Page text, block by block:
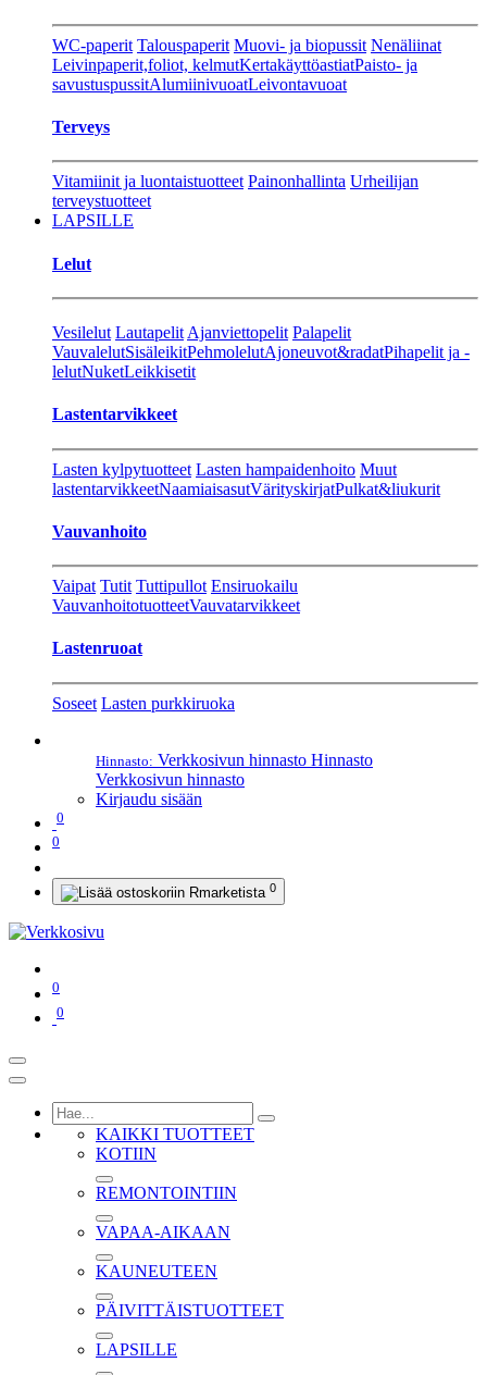
WC-paperit Talouspaperit Muovi- ja biopussit Nenäliinat
Leivinpaperit,foliot, kelmutKertakäyttöastiatPaisto- ja
savustuspussitAlumiinivuoatLeivontavuoat
Terveys
Vitamiinit ja luontaistuotteet Painonhallinta Urheilijan
terveystuotteet
LAPSILLE
Lelut
Vesilelut Lautapelit Ajanviettopelit Palapelit
VauvalelutSisäleikitPehmolelutAjoneuvot&radatPihapelit ja -
lelutNuketLeikkisetit
Lastentarvikkeet
Lasten kylpytuotteet Lasten hampaidenhoito Muut
lastentarvikkeetNaamiaisasutVärityskirjatPulkat&liukurit
Vauvanhoito
Vaipat Tutit Tuttipullot Ensiruokailu
VauvanhoitotuotteetVauvatarvikkeet
Lastenruoat
Soseet Lasten purkkiruoka
Hinnasto: Verkkosivun hinnasto Hinnasto
Verkkosivun hinnasto
Kirjaudu sisään
0
0
0
0
0
KAIKKI TUOTTEET
KOTIIN
REMONTOINTIIN
VAPAA-AIKAAN
KAUNEUTEEN
PÄIVITTÄISTUOTTEET
LAPSILLE